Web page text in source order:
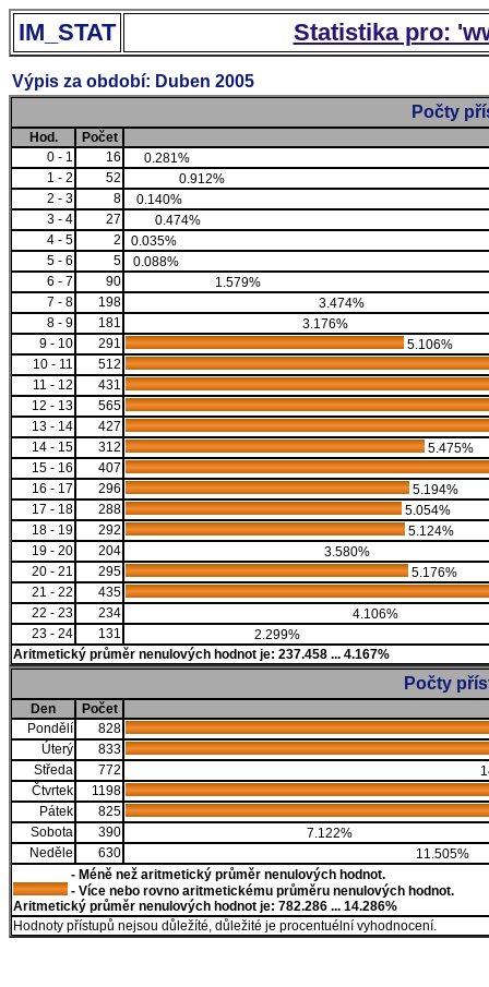
IM_STAT Statistika pro:
Výpis za období: Duben 2005
Počty
Hod.
Počet
0 - 1
16
0.281%
1 - 2
52
0.912%
2 - 3
8
0.140%
3 - 4
27
0.474%
4 - 5
2
0.035%
5 - 6
5
0.088%
6 - 7
90
1.579%
7 - 8
198
3.474%
8 - 9
181
3.176%
9 - 10
291
5.106%
10 - 11
512
11 - 12
431
12 - 13
565
13 - 14
427
14 - 15
312
5.475%
15 - 16
407
16 - 17
296
5.194%
17 - 18
288
5.054%
18 - 19
292
5.124%
19 - 20
204
3.580%
20 - 21
295
5.176%
21 - 22
435
22 - 23
234
4.106%
23 - 24
131
2.299%
Aritmetický průměr nenulových hodnot je: 237.458 ... 4.167%
Počty
Den
Počet
Pondělí
828
Úterý
833
Středa
772
Čtvrtek
1198
Pátek
825
Sobota
390
7.122%
Neděle
630
11.505%
- Méně než aritmetický průměr nenulových hodnot.
- Více nebo rovno aritmetickému průměru nenulových hodnot.
Aritmetický průměr nenulových hodnot je: 782.286 ... 14.286%
Hodnoty přístupů nejsou důležíté, důležité je procentuélní vyhodnocení.